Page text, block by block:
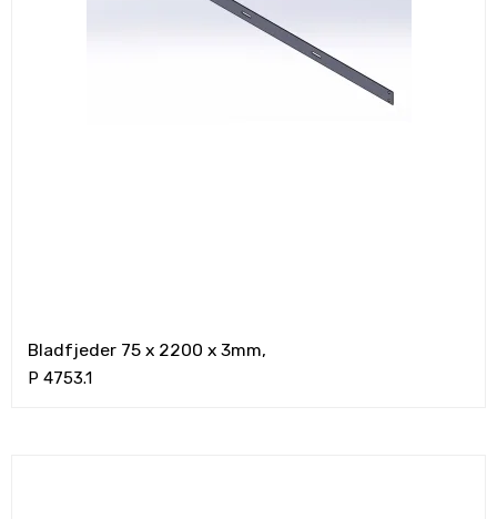
Bladfjeder 75 x 2200 x 3mm,
P 4753.1